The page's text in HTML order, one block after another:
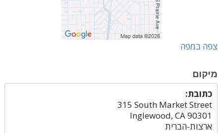
צפה במפה
מיקום
כתובת:
315 South Market Street
Inglewood, CA 90301
ארצות-הברית